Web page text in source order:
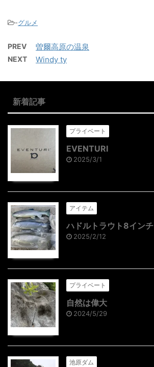
-グルメ
PREV 曽爾高原の温泉
NEXT Windy ty
新着記事
プライベート
EVENTURI
2025/3/1
アイテム
ハドルトラウト8インチ
2025/2/12
プライベート
自然は偉大
2024/5/29
池原ダム